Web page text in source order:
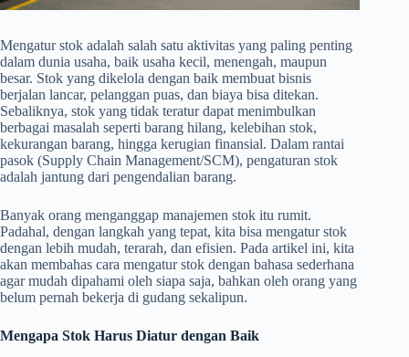
Mengatur stok adalah salah satu aktivitas yang paling penting
dalam dunia usaha, baik usaha kecil, menengah, maupun
besar. Stok yang dikelola dengan baik membuat bisnis
berjalan lancar, pelanggan puas, dan biaya bisa ditekan.
Sebaliknya, stok yang tidak teratur dapat menimbulkan
berbagai masalah seperti barang hilang, kelebihan stok,
kekurangan barang, hingga kerugian finansial. Dalam rantai
pasok (Supply Chain Management/SCM), pengaturan stok
adalah jantung dari pengendalian barang.
Banyak orang menganggap manajemen stok itu rumit.
Padahal, dengan langkah yang tepat, kita bisa mengatur stok
dengan lebih mudah, terarah, dan efisien. Pada artikel ini, kita
akan membahas cara mengatur stok dengan bahasa sederhana
agar mudah dipahami oleh siapa saja, bahkan oleh orang yang
belum pernah bekerja di gudang sekalipun.
Mengapa Stok Harus Diatur dengan Baik